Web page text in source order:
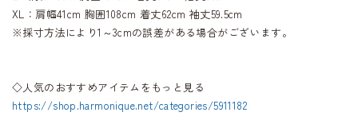
XL：肩幅41cm 胸囲108cm 着丈62cm 袖丈59.5cm
※採寸方法により1～3cmの誤差がある場合がございます。
◇人気のおすすめアイテムをもっと見る
https://shop.harmonique.net/categories/5911182